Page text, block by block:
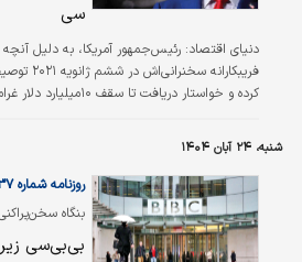
سی
دنیای اقتصاد: رئیس‌جمهور آمریکا، به دلیل
کرده و خواستار دریافت
سخنرانی او را پیش از حمله هوادارانش به
کرده که معنای آن تحریف شده است.ترامپ در
خواستار ۵‌میلیارد دلار غرامت بابت افترا و ۵‌میلیارد دلار دیگر به دلیل نقض…
شنبه، ۲۴ آبان ۱۴۰۴
بنگاه
روزنامه شماره ۶۴۳۷
بی‌بی‌سی